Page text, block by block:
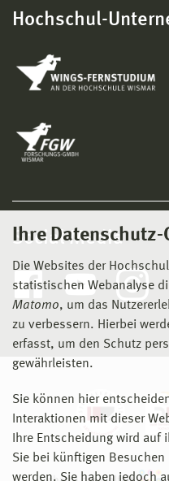
Ihre Datenschutz-
Die Websites der
statistischen Webanalyse
Matomo, um das
zu verbessern. Hierbei
erfasst, um den Schutz
gewährleisten.
Sie können hier
Interaktionen mit dieser
Ihre Entscheidung wird auf
Sie bei künftigen
werden. Sie haben jedoch
Hochschul-
Social Media